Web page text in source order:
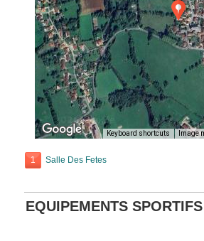
Keyboard shortcuts Image
1 Salle Des Fetes
EQUIPEMENTS SPORTIFS